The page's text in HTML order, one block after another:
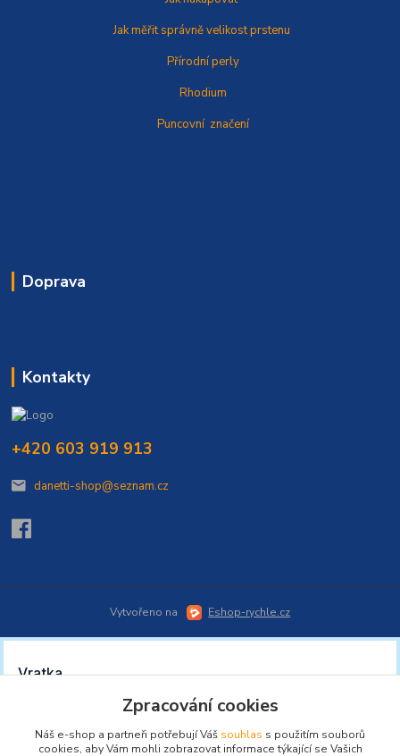
Jak měřit správněvelikost prstenu
Přírodní perly
Rhodium
Puncovní značení
Doprava
Kontakty
+420 603 919 913
danetti-shop@seznam.cz
Vytvořeno na Eshop-rychle.cz
Zpracování cookies
Náš e-shop a partneři potřebují Váš souhlas s použitím souborů
cookies, aby Vám mohli zobrazovat informace týkající se Vašich